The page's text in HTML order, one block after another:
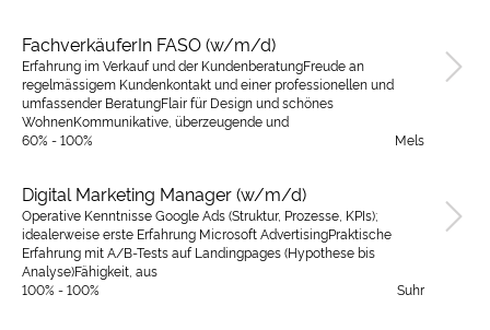
FachverkäuferIn FASO (w/m/d)
Erfahrung im Verkauf und der KundenberatungFreude an
regelmässigem Kundenkontakt und einer professionellen und
umfassender BeratungFlair für Design und schönes
WohnenKommunikative, überzeugende und
60% - 100%
Mels
Digital Marketing Manager (w/m/d)
Operative Kenntnisse Google Ads (Struktur, Prozesse, KPIs);
idealerweise erste Erfahrung Microsoft AdvertisingPraktische
Erfahrung mit A/B-Tests auf Landingpages (Hypothese bis
Analyse)Fähigkeit, aus
100% - 100%
Suhr